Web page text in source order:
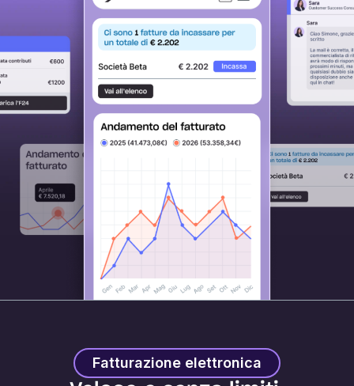
Fatturazione elettronica